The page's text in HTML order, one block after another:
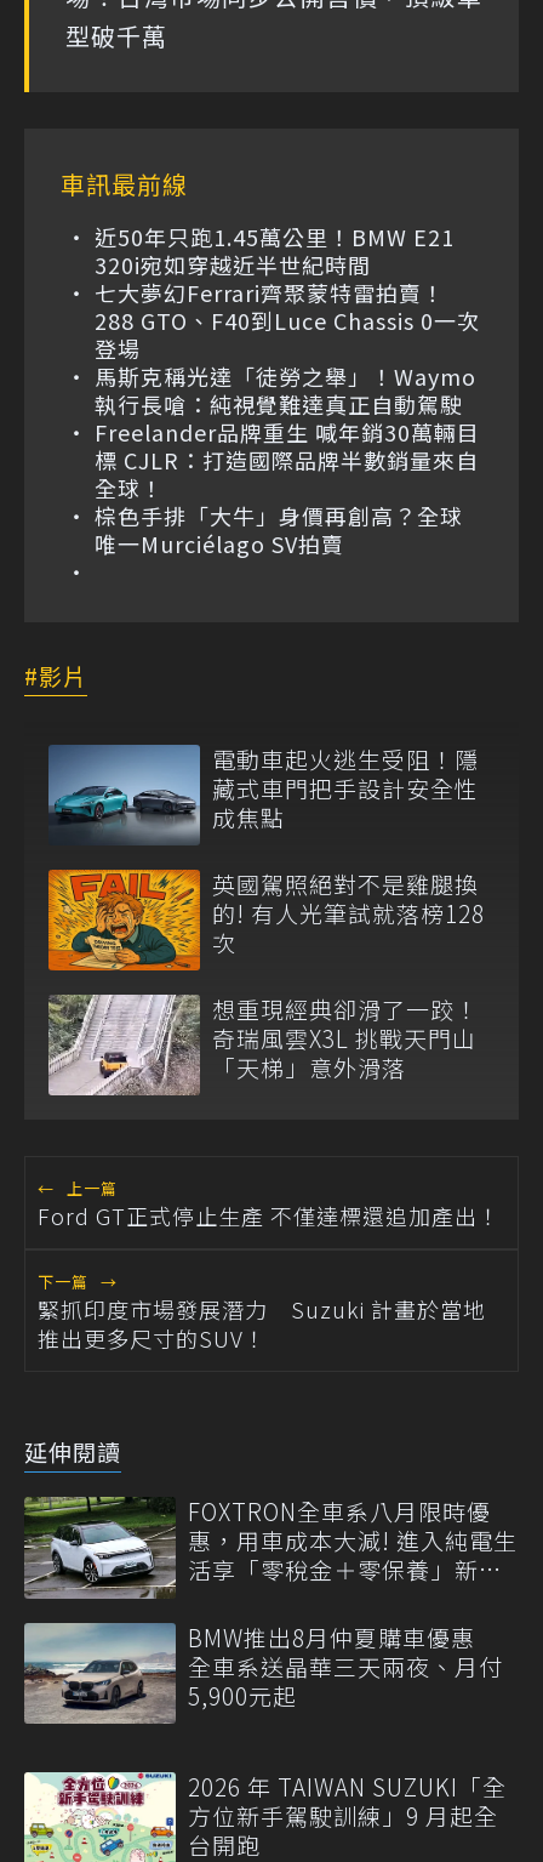
型破千萬
車訊最前線
近50年只跑1.45萬公里！BMW E21
320i宛如穿越近半世紀時間
七大夢幻Ferrari齊聚蒙特雷拍賣！
288 GTO、F40到Luce Chassis 0一次
登場
馬斯克稱光達「徒勞之舉」！Waymo
執行長嗆：純視覺難達真正自動駕駛
Freelander品牌重生 喊年銷30萬輛目
標 CJLR：打造國際品牌半數銷量來自
全球！
棕色手排「大牛」身價再創高？全球
唯一Murciélago SV拍賣
影片
電動車起火逃生受阻！隱
藏式車門把手設計安全性
成焦點
英國駕照絕對不是雞腿換
的! 有人光筆試就落榜128
次
想重現經典卻滑了一跤！
奇瑞風雲X3L 挑戰天門山
「天梯」意外滑落
← 上一篇
Ford GT正式停止生產 不僅達標還追加產出！
下一篇 →
緊抓印度市場發展潛力 Suzuki 計畫於當地
推出更多尺寸的SUV！
延伸閱讀
FOXTRON全車系八月限時優
惠，用車成本大減! 進入純電生
活享「零稅金＋零保養」新時
BMW推出8月仲夏購車優惠
全車系送晶華三天兩夜、月付
5,900元起
2026 年 TAIWAN SUZUKI「全
方位新手駕駛訓練」9 月起全
台開跑